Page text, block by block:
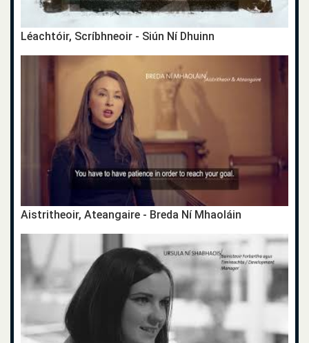
Léachtóir, Scríbhneoir - Siún Ní Dhuinn
Aistritheoir, Ateangaire - Breda Ní Mhaoláin